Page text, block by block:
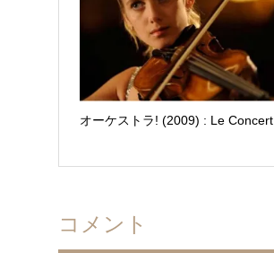
オーケストラ! (2009) : Le Concert
コメント